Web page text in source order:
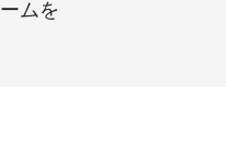
ムを